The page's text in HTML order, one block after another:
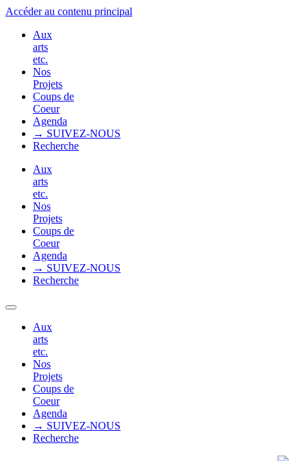
Accéder au contenu principal
Aux
arts
etc.
Nos
Projets
Coups de
Coeur
Agenda
→ SUIVEZ-NOUS
Recherche
Aux
arts
etc.
Nos
Projets
Coups de
Coeur
Agenda
→ SUIVEZ-NOUS
Recherche
Aux
arts
etc.
Nos
Projets
Coups de
Coeur
Agenda
→ SUIVEZ-NOUS
Recherche